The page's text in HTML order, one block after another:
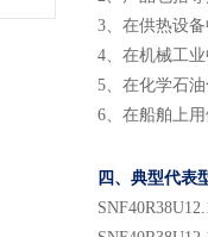
3、 在供热设
4、 在机械工
5、 在化学石
6、 在船舶上
四、典型代表
SNF40R38U